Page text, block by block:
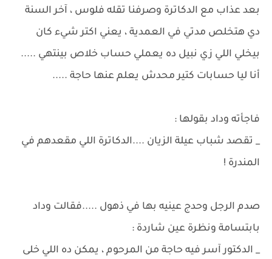
بعد عذاب مع الدكاترة وصرفنا تقله فلوس ، آخر السنة
دي هتخلص مدتي في العمدية ، يعني اكتر شيء كان
بيخلي اللي زي نبيل ده يعملي حساب خلاص بينتهي .....
أنا ليا حسابات كتير محدش يعلم عنها حاجة .....
فاجأته وداد بقولها :
_ تقصد شباب عيلة الزيان ....الدكاترة اللي مقعدهم في
المندرة !
صدم الرجل وحدج عينيه بها في ذهول .....فقالت وداد
بابتسامة ونظرة عين شاردة :
_ الدكتور آسر فيه حاجة من المرحوم ، يمكن ده اللي خلى